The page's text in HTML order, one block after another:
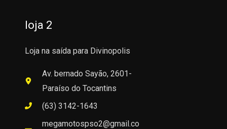
loja 2
Loja na saída para Divinopolis
Av. bernado Sayão, 2601-
Paraíso do Tocantins
(63) 3142-1643
megamotospso2@gmail.co